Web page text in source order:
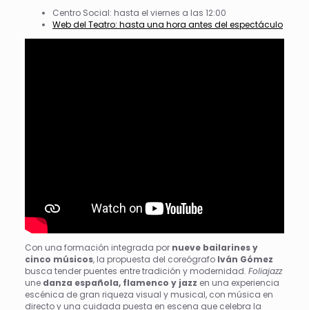
Centro Social: hasta el viernes a las 12:00
Web del Teatro: hasta una hora antes del espectáculo
Con una formación integrada por nueve bailarines y
cinco músicos, la propuesta del coreógrafo Iván Gómez
busca tender puentes entre tradición y modernidad. Foliajazz
une danza española, flamenco y jazz en una experiencia
escénica de gran riqueza visual y musical, con música en
directo y una cuidada puesta en escena que celebra la